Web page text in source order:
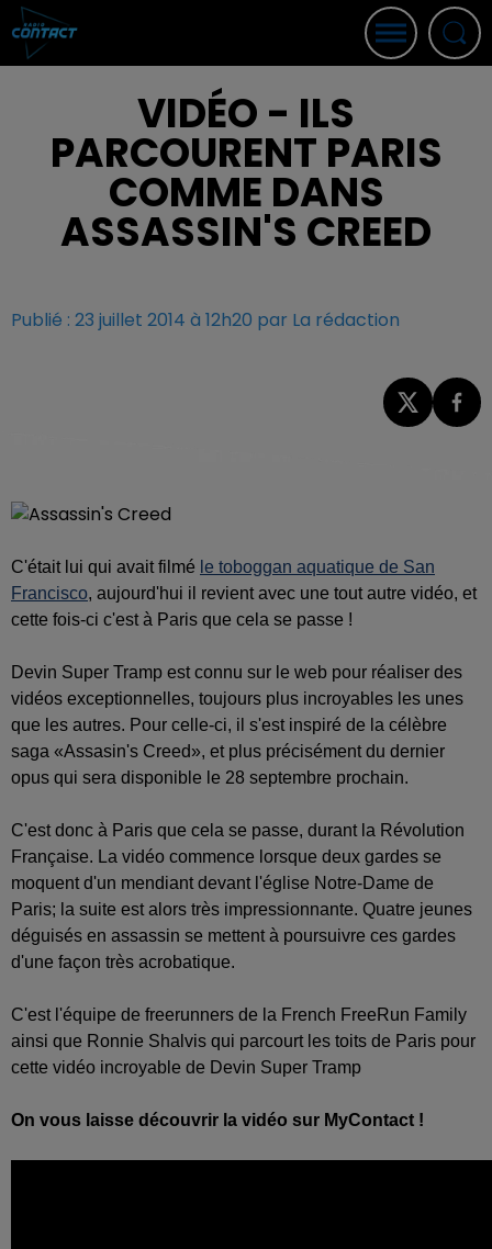
VIDÉO - ILS
PARCOURENT PARIS
COMME DANS
ASSASSIN'S CREED
Publié : 23 juillet 2014 à 12h20 par La rédaction
C'était lui qui avait filmé le toboggan aquatique de San
Francisco, aujourd'hui il revient avec une tout autre vidéo, et
cette fois-ci c'est à Paris que cela se passe !
Devin Super Tramp est connu sur le web pour réaliser des
vidéos exceptionnelles, toujours plus incroyables les unes
que les autres. Pour celle-ci, il s'est inspiré de la célèbre
saga «Assasin's Creed», et plus précisément du dernier
opus qui sera disponible le 28 septembre prochain.
C'est donc à Paris que cela se passe, durant la Révolution
Française. La vidéo commence lorsque deux gardes se
moquent d'un mendiant devant l'église Notre-Dame de
Paris; la suite est alors très impressionnante. Quatre jeunes
déguisés en assassin se mettent à poursuivre ces gardes
d'une façon très acrobatique.
C'est l'équipe de freerunners de la French FreeRun Family
ainsi que Ronnie Shalvis qui parcourt les toits de Paris pour
cette vidéo incroyable de Devin Super Tramp
On vous laisse découvrir la vidéo sur MyContact !